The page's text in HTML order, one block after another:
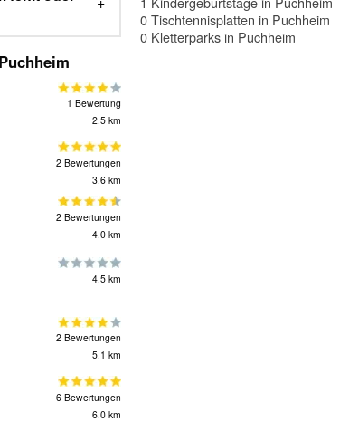
1 Bewertung
2.5 km
2 Bewertungen
3.6 km
2 Bewertungen
4.0 km
4.5 km
2 Bewertungen
5.1 km
6 Bewertungen
6.0 km
0 Tischtennisplatten in Puchheim
0 Kletterparks in Puchheim